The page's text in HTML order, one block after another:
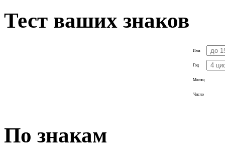
Тест ваших знаков
Имя
Год
Месяц
Число
По знакам